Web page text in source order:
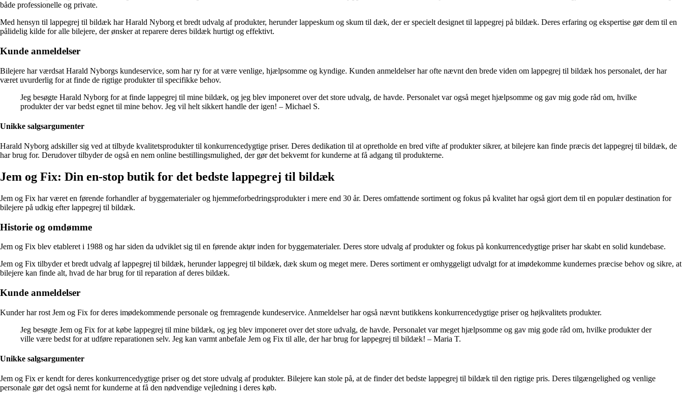
både professionelle og private.
Med hensyn til lappegrej til bildæk har Harald Nyborg et bredt udvalg af produkter, herunder lappeskum og skum til dæk, der er specielt designet til lappegrej på bildæk. Deres erfaring og ekspertise gør dem til en
pålidelig kilde for alle bilejere, der ønsker at reparere deres bildæk hurtigt og effektivt.
Kunde anmeldelser
Bilejere har værdsat Harald Nyborgs kundeservice, som har ry for at være venlige, hjælpsomme og kyndige. Kunden anmeldelser har ofte nævnt den brede viden om lappegrej til bildæk hos personalet, der har
været uvurderlig for at finde de rigtige produkter til specifikke behov.
Jeg besøgte Harald Nyborg for at finde lappegrej til mine bildæk, og jeg blev imponeret over det store udvalg, de havde. Personalet var også meget hjælpsomme og gav mig gode råd om, hvilke
produkter der var bedst egnet til mine behov. Jeg vil helt sikkert handle der igen! – Michael S.
Unikke salgsargumenter
Harald Nyborg adskiller sig ved at tilbyde kvalitetsprodukter til konkurrencedygtige priser. Deres dedikation til at opretholde en bred vifte af produkter sikrer, at bilejere kan finde præcis det lappegrej til bildæk, de
har brug for. Derudover tilbyder de også en nem online bestillingsmulighed, der gør det bekvemt for kunderne at få adgang til produkterne.
Jem og Fix: Din en-stop butik for det bedste lappegrej til bildæk
Jem og Fix har været en førende forhandler af byggematerialer og hjemmeforbedringsprodukter i mere end 30 år. Deres omfattende sortiment og fokus på kvalitet har også gjort dem til en populær destination for
bilejere på udkig efter lappegrej til bildæk.
Historie og omdømme
Jem og Fix blev etableret i 1988 og har siden da udviklet sig til en førende aktør inden for byggematerialer. Deres store udvalg af produkter og fokus på konkurrencedygtige priser har skabt en solid kundebase.
Jem og Fix tilbyder et bredt udvalg af lappegrej til bildæk, herunder lappegrej til bildæk, dæk skum og meget mere. Deres sortiment er omhyggeligt udvalgt for at imødekomme kundernes præcise behov og sikre, at
bilejere kan finde alt, hvad de har brug for til reparation af deres bildæk.
Kunde anmeldelser
Kunder har rost Jem og Fix for deres imødekommende personale og fremragende kundeservice. Anmeldelser har også nævnt butikkens konkurrencedygtige priser og højkvalitets produkter.
Jeg besøgte Jem og Fix for at købe lappegrej til mine bildæk, og jeg blev imponeret over det store udvalg, de havde. Personalet var meget hjælpsomme og gav mig gode råd om, hvilke produkter der
ville være bedst for at udføre reparationen selv. Jeg kan varmt anbefale Jem og Fix til alle, der har brug for lappegrej til bildæk! – Maria T.
Unikke salgsargumenter
Jem og Fix er kendt for deres konkurrencedygtige priser og det store udvalg af produkter. Bilejere kan stole på, at de finder det bedste lappegrej til bildæk til den rigtige pris. Deres tilgængelighed og venlige
personale gør det også nemt for kunderne at få den nødvendige vejledning i deres køb.